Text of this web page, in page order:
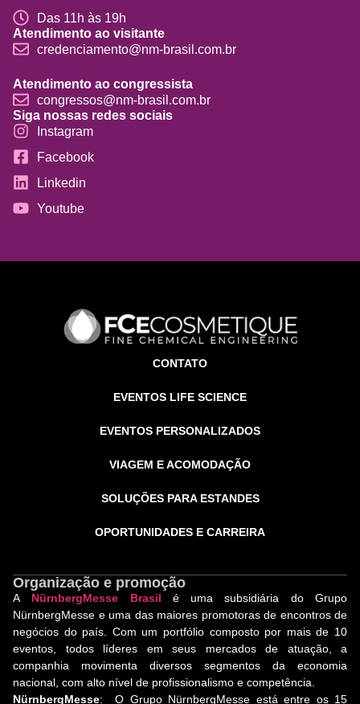
Das 11h às 19h
Atendimento ao visitante
credenciamento@nm-brasil.com.br
Atendimento ao congressista
congressos@nm-brasil.com.br
Siga nossas redes sociais
Instagram
Facebook
Linkedin
Youtube
CONTATO
EVENTOS LIFE SCIENCE
EVENTOS PERSONALIZADOS
VIAGEM E ACOMODAÇÃO
SOLUÇÕES PARA ESTANDES
OPORTUNIDADES E CARREIRA
Organização e promoção
A NürnbergMesse Brasil é uma subsidiária do Grupo
NürnbergMesse e uma das maiores promotoras de encontros de
negócios do país. Com um portfólio composto por mais de 10
eventos, todos líderes em seus mercados de atuação, a
companhia movimenta diversos segmentos da economia
nacional, com alto nível de profissionalismo e competência.
NürnbergMesse: O Grupo NürnbergMesse está entre os 15